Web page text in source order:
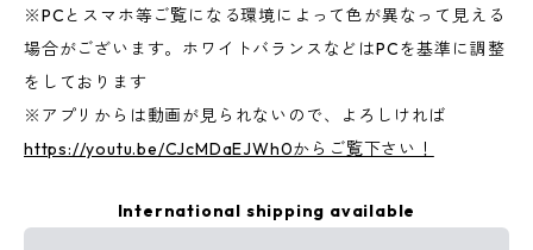
※PCとスマホ等ご覧になる環境によって色が異なって見える
場合がございます。ホワイトバランスなどはPCを基準に調整
をしております
※アプリからは動画が見られないので、よろしければ
https://youtu.be/CJcMDaEJWh0からご覧下さい！
International shipping available